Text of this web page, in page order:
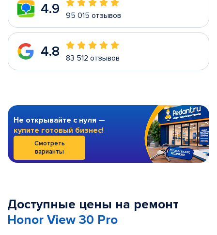
4.9 95 015 отзывов
4.8 83 512 отзывов
Не открывайте с нуля —
купите готовый бизнес!
Смотреть
варианты
Доступные цены на ремонт
Honor View 30 Pro